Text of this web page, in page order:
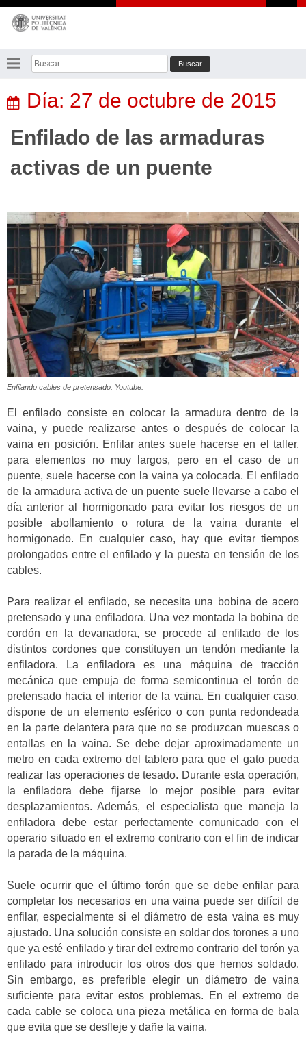
Saltar
contenido
Buscar:
Día: 27 de octubre de 2015
Enfilado de las armaduras
activas de un puente
Enfilando cables de pretensado. Youtube.
El enfilado consiste en colocar la armadura dentro de la
vaina, y puede realizarse antes o después de colocar la
vaina en posición. Enfilar antes suele hacerse en el taller,
para elementos no muy largos, pero en el caso de un
puente, suele hacerse con la vaina ya colocada. El enfilado
de la armadura activa de un puente suele llevarse a cabo el
día anterior al hormigonado para evitar los riesgos de un
posible abollamiento o rotura de la vaina durante el
hormigonado. En cualquier caso, hay que evitar tiempos
prolongados entre el enfilado y la puesta en tensión de los
cables.
Para realizar el enfilado, se necesita una bobina de acero
pretensado y una enfiladora. Una vez montada la bobina de
cordón en la devanadora, se procede al enfilado de los
distintos cordones que constituyen un tendón mediante la
enfiladora. La enfiladora es una máquina de tracción
mecánica que empuja de forma semicontinua el torón de
pretensado hacia el interior de la vaina. En cualquier caso,
dispone de un elemento esférico o con punta redondeada
en la parte delantera para que no se produzcan muescas o
entallas en la vaina. Se debe dejar aproximadamente un
metro en cada extremo del tablero para que el gato pueda
realizar las operaciones de tesado. Durante esta operación,
la enfiladora debe fijarse lo mejor posible para evitar
desplazamientos. Además, el especialista que maneja la
enfiladora debe estar perfectamente comunicado con el
operario situado en el extremo contrario con el fin de indicar
la parada de la máquina.
Suele ocurrir que el último torón que se debe enfilar para
completar los necesarios en una vaina puede ser difícil de
enfilar, especialmente si el diámetro de esta vaina es muy
ajustado. Una solución consiste en soldar dos torones a uno
que ya esté enfilado y tirar del extremo contrario del torón ya
enfilado para introducir los otros dos que hemos soldado.
Sin embargo, es preferible elegir un diámetro de vaina
suficiente para evitar estos problemas. En el extremo de
cada cable se coloca una pieza metálica en forma de bala
que evita que se desfleje y dañe la vaina.